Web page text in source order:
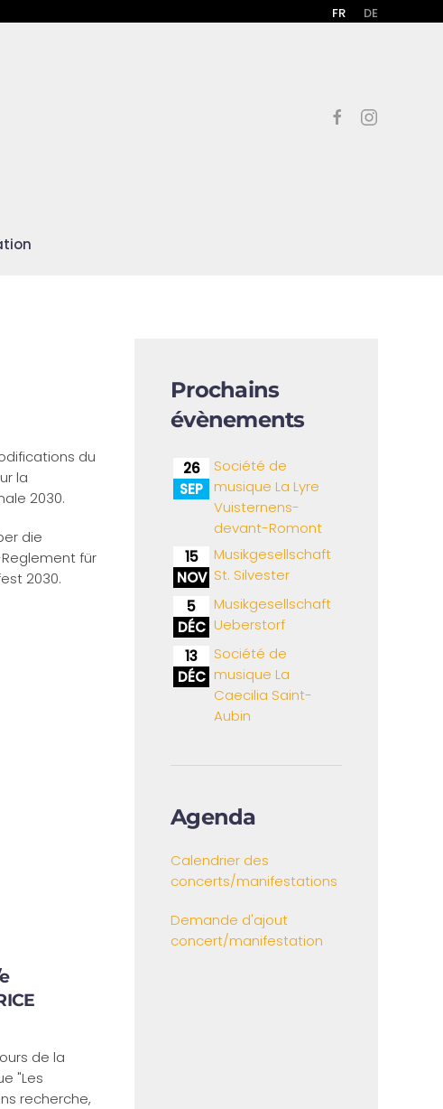
FR DE
du
la
2030.
die
für
2030.
de la
"Les
recherche,
Prochains
évènements
26
SEP
Société de
musique La Lyre
Vuisternens-
devant-Romont
15
NOV
Musikgesellschaft
St. Silvester
5
DÉC
Musikgesellschaft
Ueberstorf
13
DÉC
Société de
musique La
Caecilia Saint-
Aubin
Agenda
Calendrier des
concerts/manifestations
Demande d'ajout
concert/manifestation